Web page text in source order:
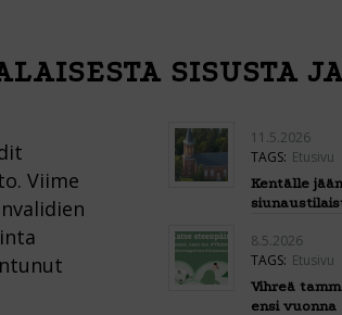
SISUSTA
Viime
11.5.2026
TAGS: Etusivu
Kentälle
8.5.2026
TAGS: Etusivu
Vihreä
ensi vuonna